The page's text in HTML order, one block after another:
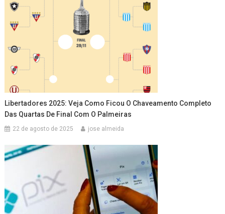
Libertadores 2025: Veja Como Ficou O Chaveamento Completo
Das Quartas De Final Com O Palmeiras
22 de agosto de 2025 jose almeida